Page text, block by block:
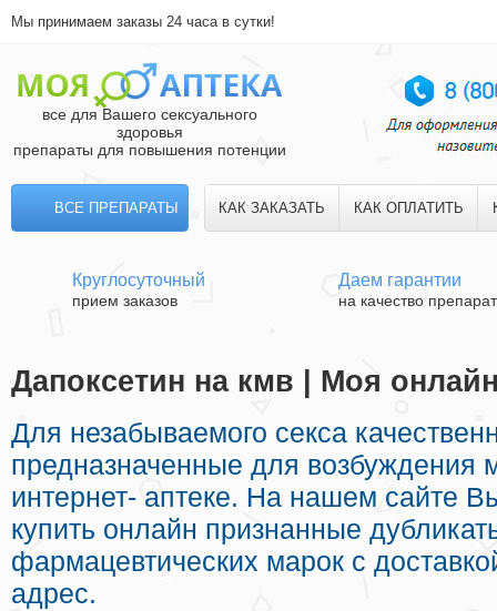
Мы принимаем заказы 24 часа в сутки!
все для Вашего сексуального
здоровья
препараты для повышения потенции
ВСЕ ПРЕПАРАТЫ КАК ЗАКАЗАТЬ КАК ОПЛАТИТЬ
Круглосуточный
прием заказов
Даем гарантии
на качество
Дапоксетин на кмв | Моя
Для незабываемого секса
предназначенные для
интернет- аптеке. На нашем сайте
купить онлайн признанные
фармацевтических марок с
адрес.